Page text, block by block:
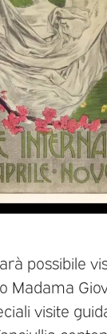
possibile
Madama
visite